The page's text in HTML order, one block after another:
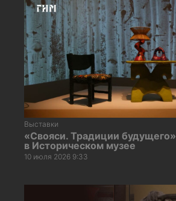
Выставки
«Свояси. Традиции будущего»
в Историческом музее
10 июля 2026 9:33